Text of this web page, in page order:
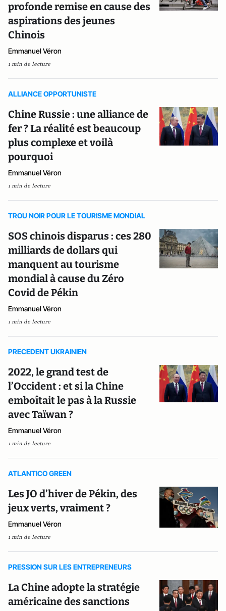
profonde remise en cause des
aspirations des jeunes
Chinois
Emmanuel Véron
1 min de lecture
ALLIANCE OPPORTUNISTE
Chine Russie : une alliance de
fer ? La réalité est beaucoup
plus complexe et voilà
pourquoi
Emmanuel Véron
1 min de lecture
TROU NOIR POUR LE TOURISME MONDIAL
SOS chinois disparus : ces 280
milliards de dollars qui
manquent au tourisme
mondial à cause du Zéro
Covid de Pékin
Emmanuel Véron
1 min de lecture
PRECEDENT UKRAINIEN
2022, le grand test de
l’Occident : et si la Chine
emboîtait le pas à la Russie
avec Taïwan ?
Emmanuel Véron
1 min de lecture
ATLANTICO GREEN
Les JO d’hiver de Pékin, des
jeux verts, vraiment ?
Emmanuel Véron
1 min de lecture
PRESSION SUR LES ENTREPRENEURS
La Chine adopte la stratégie
américaine des sanctions